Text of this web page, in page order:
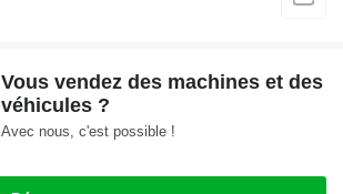
Vous vendez des machines et des
véhicules ?
Avec nous, c'est possible !